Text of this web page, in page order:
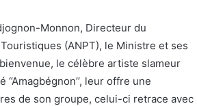
Monnon, Directeur du
(ANPT), le Ministre et ses
le célèbre artiste slameur
leur offre une
de son groupe, celui-ci retrace avec